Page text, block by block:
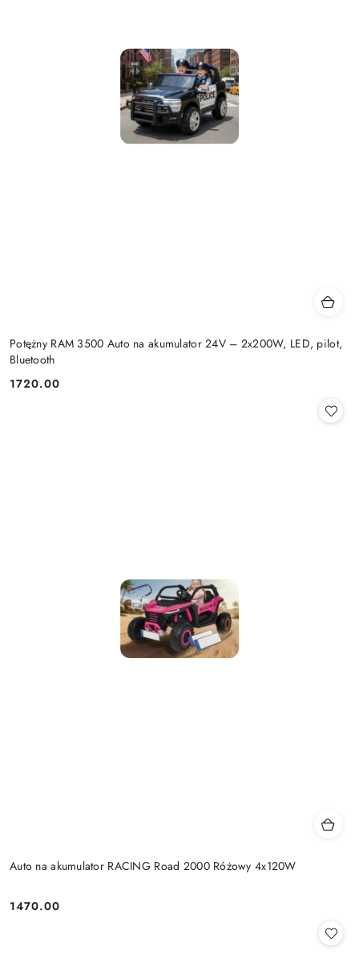
Potężny RAM 3500 Auto na akumulator 24V – 2x200W, LED, pilot,
Bluetooth
Cena:
1720.00
Auto na akumulator RACING Road 2000 Różowy 4x120W
Cena:
1470.00